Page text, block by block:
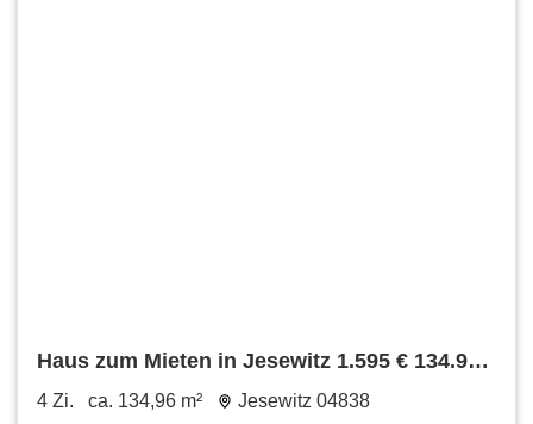
Haus zum Mieten in Jesewitz 1.595 € 134.96
m²
4 Zi. ca. 134,96 m² Jesewitz 04838